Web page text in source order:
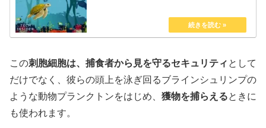
この刺胞細胞は、捕食者から見を守るセキュリティ として
だけでなく、彼らの頭上を泳ぎ回るブラインシュリンプの
ような動物プランクトンをはじめ、 獲物を捕らえるときに
も使われます。